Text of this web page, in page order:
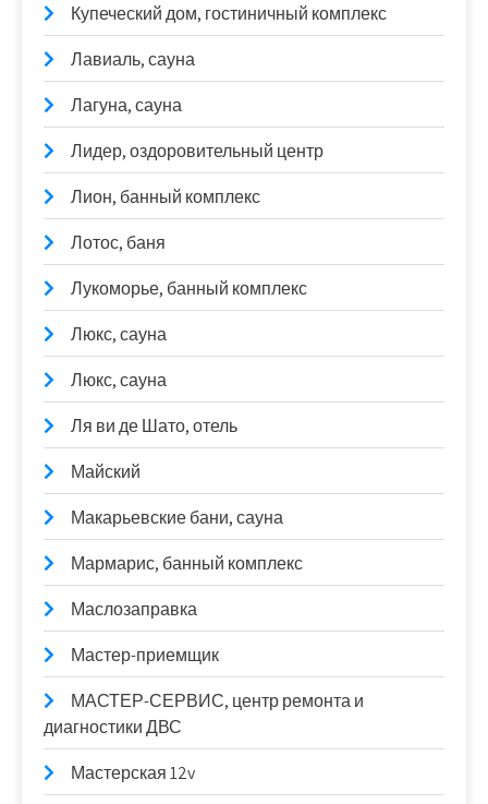
Купеческий дом, гостиничный комплекс
Лавиаль, сауна
Лагуна, сауна
Лидер, оздоровительный центр
Лион, банный комплекс
Лотос, баня
Лукоморье, банный комплекс
Люкс, сауна
Люкс, сауна
Ля ви де Шато, отель
Майский
Макарьевские бани, сауна
Мармарис, банный комплекс
Маслозаправка
Мастер-приемщик
МАСТЕР-СЕРВИС, центр ремонта и
диагностики ДВС
Мастерская 12v